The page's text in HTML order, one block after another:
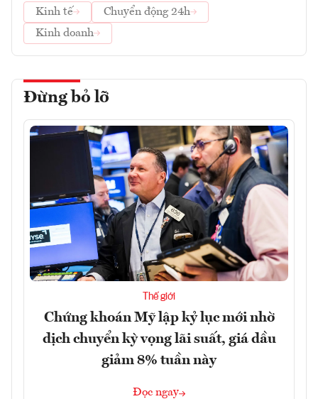
Kinh tế
Chuyển động 24h
Kinh doanh
Đừng bỏ lỡ
Thế giới
Chứng khoán Mỹ lập kỷ lục mới nhờ
dịch chuyển kỳ vọng lãi suất, giá dầu
giảm 8% tuần này
Đọc ngay